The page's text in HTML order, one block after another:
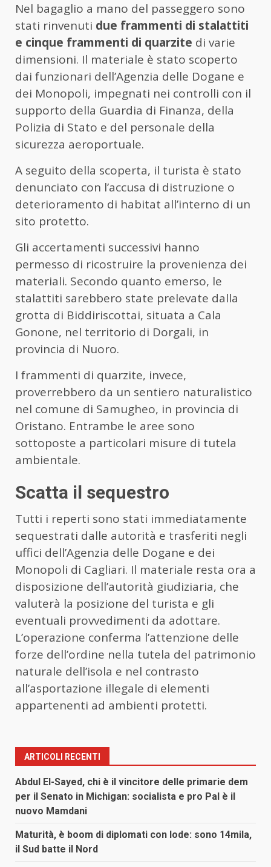
Nel bagaglio a mano del passeggero sono
stati rinvenuti due frammenti di stalattiti
e cinque frammenti di quarzite di varie
dimensioni. Il materiale è stato scoperto
dai funzionari dell’Agenzia delle Dogane e
dei Monopoli, impegnati nei controlli con il
supporto della Guardia di Finanza, della
Polizia di Stato e del personale della
sicurezza aeroportuale.
A seguito della scoperta, il turista è stato
denunciato con l’accusa di distruzione o
deterioramento di habitat all’interno di un
sito protetto.
Gli accertamenti successivi hanno
permesso di ricostruire la provenienza dei
materiali. Secondo quanto emerso, le
stalattiti sarebbero state prelevate dalla
grotta di Biddiriscottai, situata a Cala
Gonone, nel territorio di Dorgali, in
provincia di Nuoro.
I frammenti di quarzite, invece,
proverrebbero da un sentiero naturalistico
nel comune di Samugheo, in provincia di
Oristano. Entrambe le aree sono
sottoposte a particolari misure di tutela
ambientale.
Scatta il sequestro
Tutti i reperti sono stati immediatamente
sequestrati dalle autorità e trasferiti negli
uffici dell’Agenzia delle Dogane e dei
Monopoli di Cagliari. Il materiale resta ora a
disposizione dell’autorità giudiziaria, che
valuterà la posizione del turista e gli
eventuali provvedimenti da adottare.
L’operazione conferma l’attenzione delle
forze dell’ordine nella tutela del patrimonio
naturale dell’isola e nel contrasto
all’asportazione illegale di elementi
appartenenti ad ambienti protetti.
ARTICOLI RECENTI
Abdul El-Sayed, chi è il vincitore delle primarie dem
per il Senato in Michigan: socialista e pro Pal è il
nuovo Mamdani
Maturità, è boom di diplomati con lode: sono 14mila,
il Sud batte il Nord